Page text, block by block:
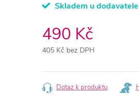
Skladem u dodavatele
490 Kč
405 Kč bez DPH
cena:
Dotaz k produktu